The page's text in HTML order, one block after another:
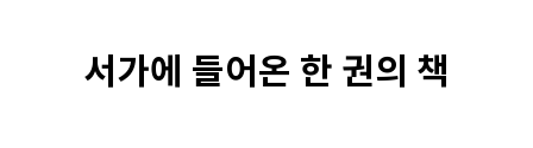
서가에 들어온 한 권의 책